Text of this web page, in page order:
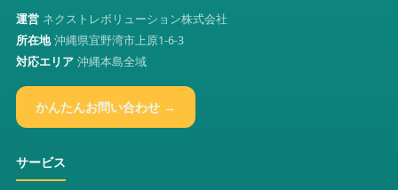
運営 ネクストレボリューション株式会社
所在地 沖縄県宜野湾市上原1-6-3
対応エリア 沖縄本島全域
かんたんお問い合わせ →
サービス